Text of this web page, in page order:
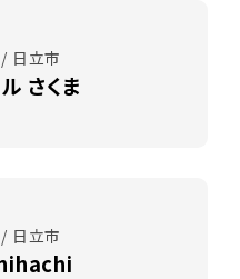
日立市
さくま
日立市